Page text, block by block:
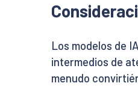
Los modelos de
intermedios de
menudo